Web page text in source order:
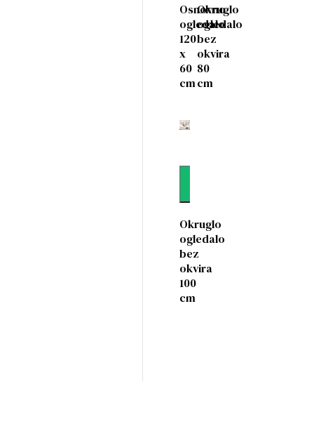
Osnovno
ogledalo
120
x
60
cm
Okruglo
ogledalo
bez
okvira
80
cm
Okruglo
ogledalo
bez
okvira
100
cm